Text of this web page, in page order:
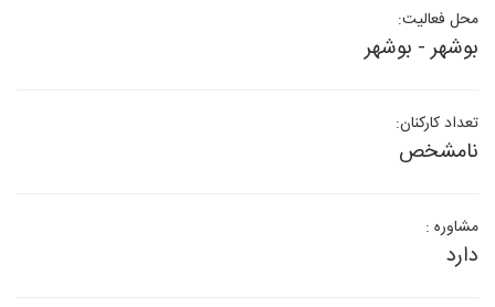
محل فعالیت:
بوشهر - بوشهر
تعداد کارکنان:
نامشخص
مشاوره :
دارد